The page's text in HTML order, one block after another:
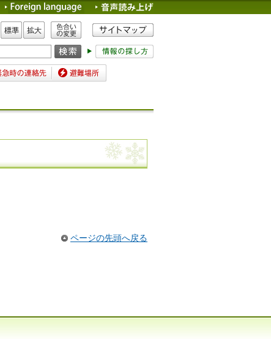
標準 拡大
色合いの変更
の連絡先 避難場所
ページの先頭へ戻る